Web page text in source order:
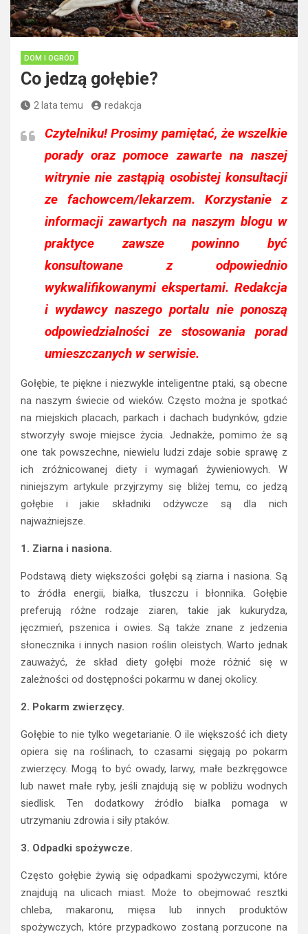
DOM I OGRÓD
Co jedzą gołębie?
2 lata temu redakcja
Czytelniku!Prosimy pamiętać, że wszelkie
porady oraz pomoce zawarte na naszej
witrynie nie zastąpią osobistej konsultacji
ze fachowcem/lekarzem. Korzystanie z
informacji zawartych na naszym blogu w
praktyce zawsze powinno być
konsultowane z odpowiednio
wykwalifikowanymi ekspertami. Redakcja
i wydawcy naszego portalu nie ponoszą
odpowiedzialności ze stosowania porad
umieszczanych w serwisie.
Gołębie, te piękne i niezwykle inteligentne ptaki, są obecne
na naszym świecie od wieków. Często można je spotkać
na miejskich placach, parkach i dachach budynków, gdzie
stworzyły swoje miejsce życia. Jednakże, pomimo że są
one tak powszechne, niewielu ludzi zdaje sobie sprawę z
ich zróżnicowanej diety i wymagań żywieniowych. W
niniejszym artykule przyjrzymy się bliżej temu, co jedzą
gołębie i jakie składniki odżywcze są dla nich
najważniejsze.
1. Ziarna i nasiona.
Podstawą diety większości gołębi są ziarna i nasiona. Są
to źródła energii, białka, tłuszczu i błonnika. Gołębie
preferują różne rodzaje ziaren, takie jak kukurydza,
jęczmień, pszenica i owies. Są także znane z jedzenia
słonecznika i innych nasion roślin oleistych. Warto jednak
zauważyć, że skład diety gołębi może różnić się w
zależności od dostępności pokarmu w danej okolicy.
2. Pokarm zwierzęcy.
Gołębie to nie tylko wegetarianie. O ile większość ich diety
opiera się na roślinach, to czasami sięgają po pokarm
zwierzęcy. Mogą to być owady, larwy, małe bezkręgowce
lub nawet małe ryby, jeśli znajdują się w pobliżu wodnych
siedlisk. Ten dodatkowy źródło białka pomaga w
utrzymaniu zdrowia i siły ptaków.
3. Odpadki spożywcze.
Często gołębie żywią się odpadkami spożywczymi, które
znajdują na ulicach miast. Może to obejmować resztki
chleba, makaronu, mięsa lub innych produktów
spożywczych, które przypadkowo zostaną porzucone na